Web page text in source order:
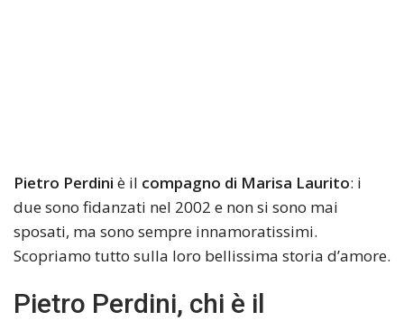
Pietro Perdini è il compagno di Marisa Laurito: i
due sono fidanzati nel 2002 e non si sono mai
sposati, ma sono sempre innamoratissimi.
Scopriamo tutto sulla loro bellissima storia d’amore.
Pietro Perdini, chi è il